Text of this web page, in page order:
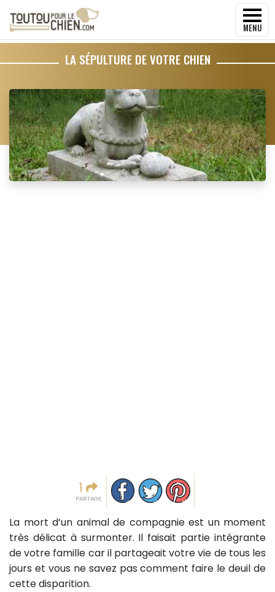
MENU
LA SÉPULTURE DE VOTRE CHIEN
1
PARTAGE
Partager sur facebook
Partager sur Twitter
Epingler sur Pinterest
La mort d’un animal de compagnie est un moment
très délicat à surmonter. Il faisait partie intégrante
de votre famille car il partageait votre vie de tous les
jours et vous ne savez pas comment faire le deuil de
cette disparition.